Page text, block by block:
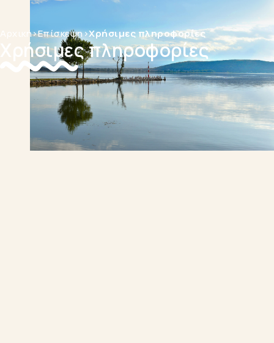
Αρχική>Επίσκεψη>Χρήσιμες πληροφορίες
Χρήσιμες πληροφορίες